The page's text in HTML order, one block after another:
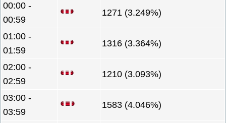
00:00 -
00:59
1271 (3.249%)
01:00 -
01:59
1316 (3.364%)
02:00 -
02:59
1210 (3.093%)
03:00 -
03:59
1583 (4.046%)